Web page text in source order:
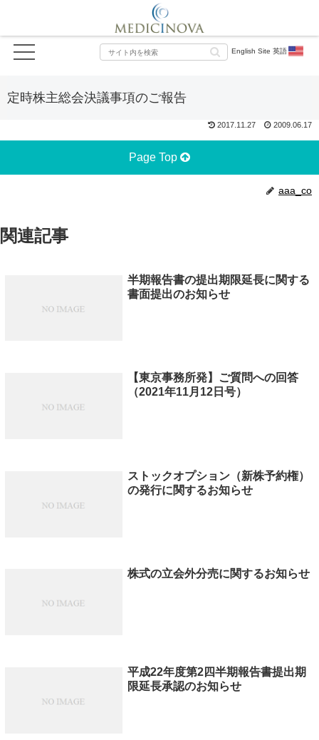
English Site 英語
定時株主総会決議事項のご報告
2017.11.27 2009.06.17
Page Top
aaa_co
関連記事
半期報告書の提出期限延長に関する
書面提出のお知らせ
【東京事務所発】ご質問への回答
（2021年11月12日号）
ストックオプション（新株予約権）
の発行に関するお知らせ
株式の立会外分売に関するお知らせ
平成22年度第2四半期報告書提出期
限延長承認のお知らせ